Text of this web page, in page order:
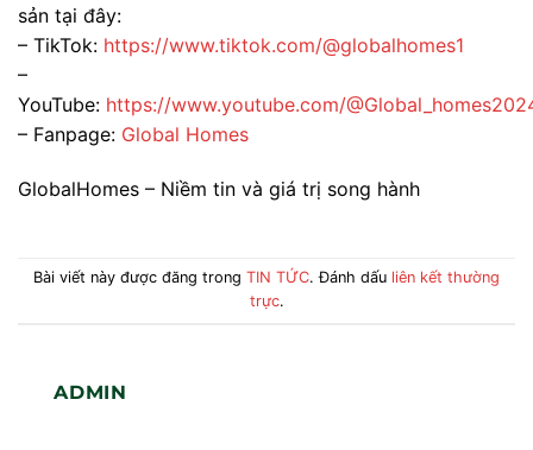
sản tại đây:
– TikTok: https://www.tiktok.com/@globalhomes1
–
YouTube: https://www.youtube.com/
– Fanpage: Global Homes
GlobalHomes – Niềm tin và giá trị song hành
Bài viết này được đăng trong TIN TỨC. Đánh dấu liên kết thường
trực.
ADMIN